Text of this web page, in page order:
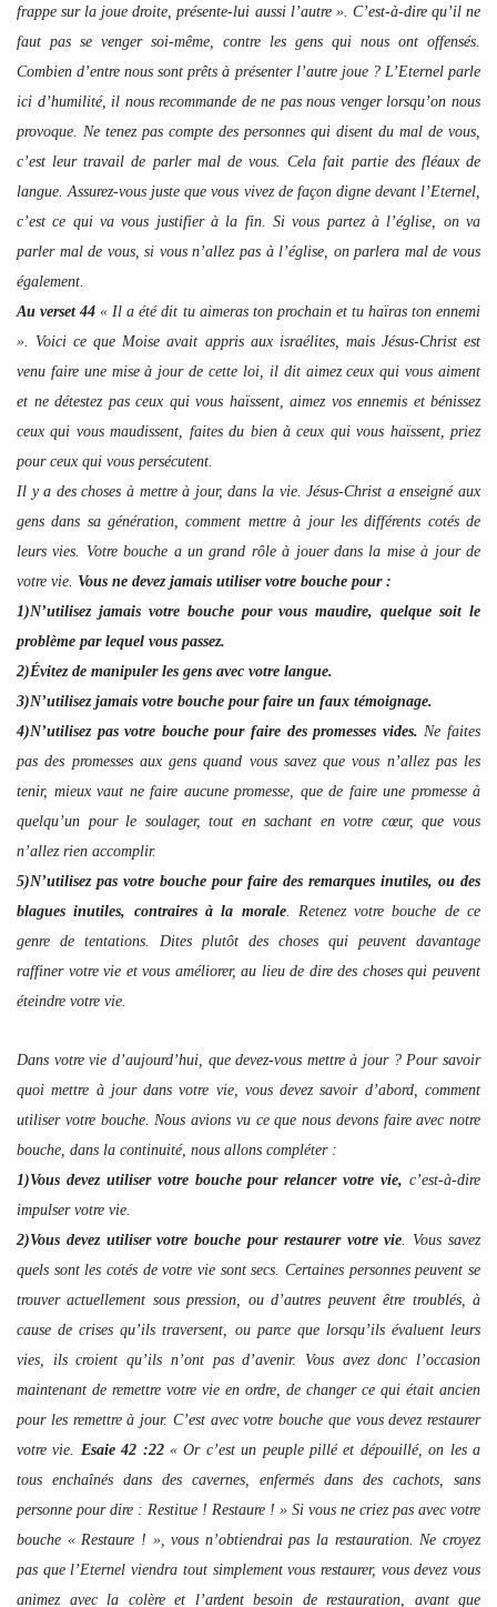
frappe sur la joue droite, présente-lui aussi l’autre ». C’est-à-dire qu’il ne
faut pas se venger soi-même, contre les gens qui nous ont offensés.
Combien d’entre nous sont prêts à présenter l’autre joue ? L’Eternel parle
ici d’humilité, il nous recommande de ne pas nous venger lorsqu’on nous
provoque. Ne tenez pas compte des personnes qui disent du mal de vous,
c’est leur travail de parler mal de vous. Cela fait partie des fléaux de
langue. Assurez-vous juste que vous vivez de façon digne devant l’Eternel,
c’est ce qui va vous justifier à la fin. Si vous partez à l’église, on va
parler mal de vous, si vous n’allez pas à l’église, on parlera mal de vous
également.
Au verset 44 « Il a été dit tu aimeras ton prochain et tu haïras ton ennemi
». Voici ce que Moise avait appris aux israélites, mais Jésus-Christ est
venu faire une mise à jour de cette loi, il dit aimez ceux qui vous aiment
et ne détestez pas ceux qui vous haïssent, aimez vos ennemis et bénissez
ceux qui vous maudissent, faites du bien à ceux qui vous haïssent, priez
pour ceux qui vous persécutent.
Il y a des choses à mettre à jour, dans la vie. Jésus-Christ a enseigné aux
gens dans sa génération, comment mettre à jour les différents cotés de
leurs vies. Votre bouche a un grand rôle à jouer dans la mise à jour de
votre vie. Vous ne devez jamais utiliser votre bouche pour :
1)N’utilisez jamais votre bouche pour vous maudire, quelque soit le
problème par lequel vous passez.
2)Évitez de manipuler les gens avec votre langue.
3)N’utilisez jamais votre bouche pour faire un faux témoignage.
4)N’utilisez pas votre bouche pour faire des promesses vides. Ne faites
pas des promesses aux gens quand vous savez que vous n’allez pas les
tenir, mieux vaut ne faire aucune promesse, que de faire une promesse à
quelqu’un pour le soulager, tout en sachant en votre cœur, que vous
n’allez rien accomplir.
5)N’utilisez pas votre bouche pour faire des remarques inutiles, ou des
blagues inutiles, contraires à la morale. Retenez votre bouche de ce
genre de tentations. Dites plutôt des choses qui peuvent davantage
raffiner votre vie et vous améliorer, au lieu de dire des choses qui peuvent
éteindre votre vie.
Dans votre vie d’aujourd’hui, que devez-vous mettre à jour ? Pour savoir
quoi mettre à jour dans votre vie, vous devez savoir d’abord, comment
utiliser votre bouche. Nous avions vu ce que nous devons faire avec notre
bouche, dans la continuité, nous allons compléter :
1)Vous devez utiliser votre bouche pour relancer votre vie, c’est-à-dire
impulser votre vie.
2)Vous devez utiliser votre bouche pour restaurer votre vie . Vous savez
quels sont les cotés de votre vie sont secs. Certaines personnes peuvent se
trouver actuellement sous pression, ou d’autres peuvent être troublés, à
cause de crises qu’ils traversent, ou parce que lorsqu’ils évaluent leurs
vies, ils croient qu’ils n’ont pas d’avenir. Vous avez donc l’occasion
maintenant de remettre votre vie en ordre, de changer ce qui était ancien
pour les remettre à jour. C’est avec votre bouche que vous devez restaurer
votre vie. Esaie 42 :22« Or c’est un peuple pillé et dépouillé, on les a
tous enchaînés dans des cavernes, enfermés dans des cachots, sans
personne pour dire : Restitue ! Restaure ! » Si vous ne criez pas avec votre
bouche « Restaure ! », vous n’obtiendrai pas la restauration. Ne croyez
pas que l’Eternel viendra tout simplement vous restaurer, vous devez vous
animez avec la colère et l’ardent besoin de restauration, avant que